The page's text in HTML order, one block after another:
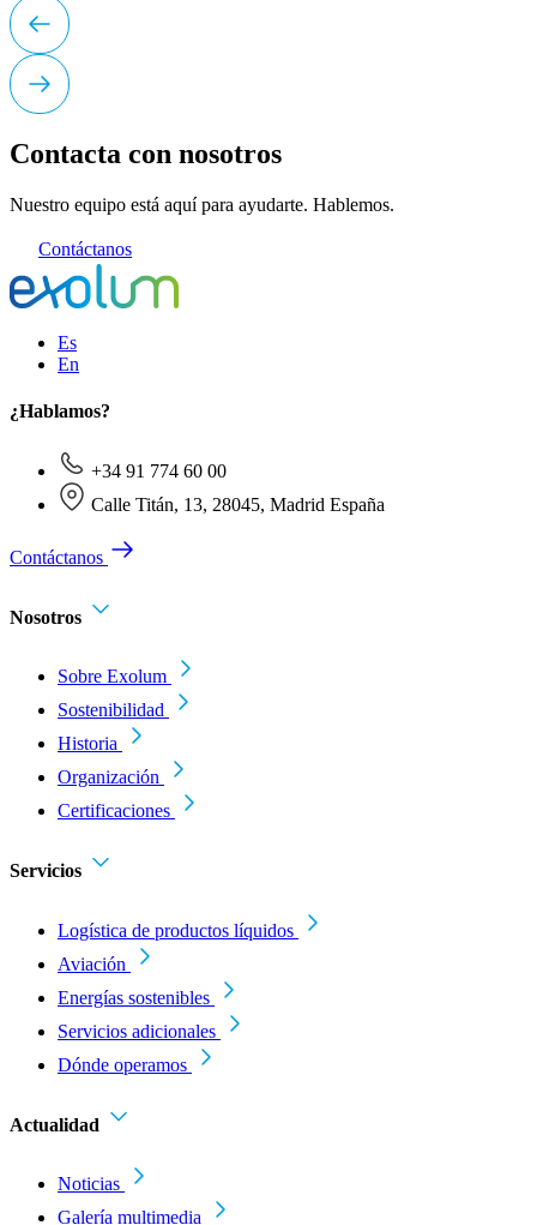
Contacta con nosotros
Nuestro equipo está aquí para ayudarte. Hablemos.
Contáctanos
Es
En
¿Hablamos?
+34 91 774 60 00
Calle Titán, 13, 28045, Madrid España
Contáctanos
Nosotros
Sobre Exolum
Sostenibilidad
Historia
Organización
Certificaciones
Servicios
Logística de productos líquidos
Aviación
Energías sostenibles
Servicios adicionales
Dónde operamos
Actualidad
Noticias
Galería multimedia